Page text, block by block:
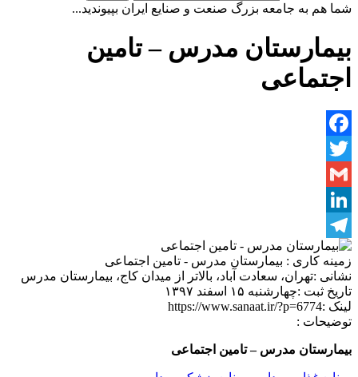
شما هم به جامعه بزرگ صنعت و صنایع ایران بپیوندید...
بیمارستان مدرس – تامین
اجتماعی
Facebook
Twitter
Gmail
LinkedIn
Telegram
زمینه کاری : بیمارستان مدرس - تامین اجتماعی
نشانی :تهران، سعادت آباد، بالاتر از میدان کاج، بیمارستان مدرس
تاریخ ثبت :چهارشنبه ۱۵ اسفند ۱۳۹۷
لینک :https://www.sanaat.ir/?p=6774
توضیحات :
بیمارستان مدرس – تامین اجتماعی